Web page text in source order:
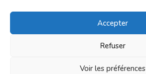
Accepter
Refuser
Voir les préférences
[...]
En savoir plus